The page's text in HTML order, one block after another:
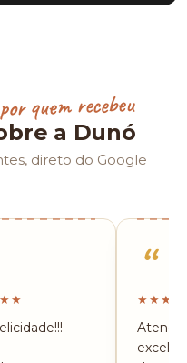
quem recebeu
a Dunó
direto do Google
“